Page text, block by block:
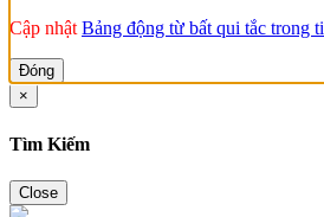
Cập nhật Bảng động từ bất qui tắc trong
Đóng
×
Tìm Kiếm
Close